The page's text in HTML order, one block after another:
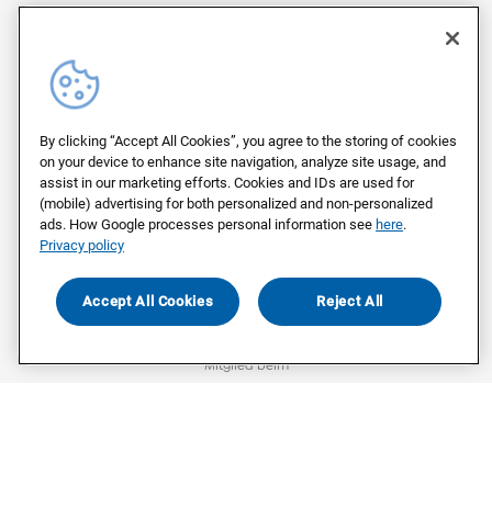
Impressum
Datenschutz
© 2026 Civey
Mitglied beim
By clicking “Accept All Cookies”, you agree to the storing of cookies
on your device to enhance site navigation, analyze site usage, and
assist in our marketing efforts. Cookies and IDs are used for
(mobile) advertising for both personalized and non-personalized
ads. How Google processes personal information see here.
Privacy policy
Accept All Cookies Reject All